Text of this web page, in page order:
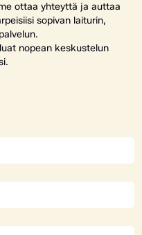
ottaa yhteyttä ja auttaa
sopivan laiturin,
nopean keskustelun